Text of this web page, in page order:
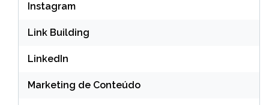
Instagram
Link Building
LinkedIn
Marketing de Conteúdo